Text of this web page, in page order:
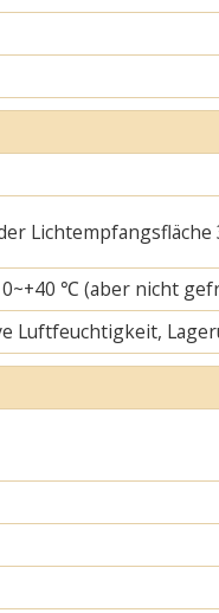
℃ (aber nicht
Luftfeuchtigkeit,